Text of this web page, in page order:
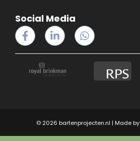
Social Media
© 2026 bartenprojecten.nl | Made by